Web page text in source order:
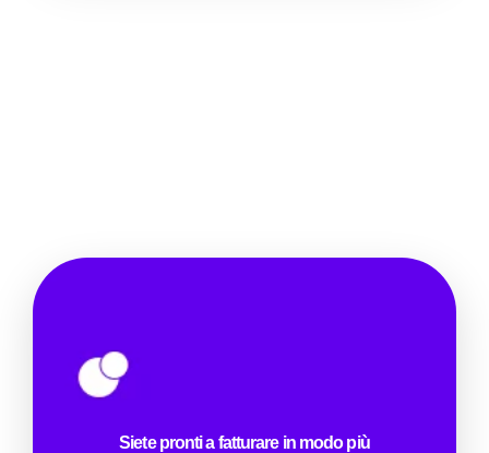
Siete pronti a fatturare in modo più